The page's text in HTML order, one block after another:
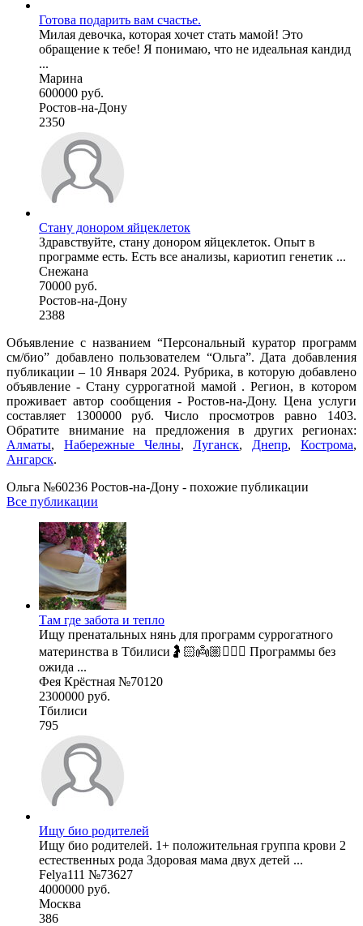
Готова подарить вам счастье.
Милая девочка, которая хочет стать мамой! Это
обращение к тебе! Я понимаю, что не идеальная кандид
...
Марина
600000 руб.
Ростов-на-Дону
2350
Стану донором яйцеклеток
Здравствуйте, стану донором яйцеклеток. Опыт в
программе есть. Есть все анализы, кариотип генетик ...
Снежана
70000 руб.
Ростов-на-Дону
2388
Объявление с названием “Персональный куратор программ
см/био” добавлено пользователем “Ольга”. Дата добавления
публикации – 10 Января 2024. Рубрика, в которую добавлено
объявление - Cтану суррогатной мамой . Регион, в котором
проживает автор сообщения - Ростов-на-Дону. Цена услуги
составляет 1300000 руб. Число просмотров равно 1403.
Обратите внимание на предложения в других регионах:
Алматы, Набережные Челны,Луганск, Днепр,Кострома,
Ангарск.
Ольга №60236 Ростов-на-Дону - похожие публикации
Все публикации
Там где забота и тепло
Ищу пренатальных нянь для программ суррогатного
материнства в Тбилиси🤰🏻👼🏼🧚🏼‍♂️ Программы без
ожида ...
Фея Крёстная №70120
2300000 руб.
Тбилиси
795
Ищу био родителей
Ищу био родителей. 1+ положительная группа крови 2
естественных рода Здоровая мама двух детей ...
Felya111 №73627
4000000 руб.
Москва
386